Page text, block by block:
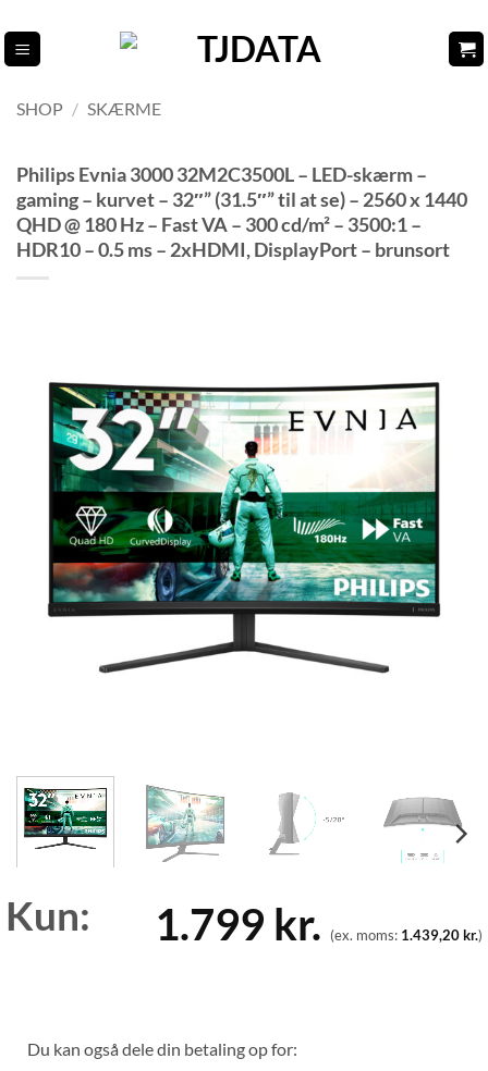
til
indhold
SHOP / SKÆRME
Philips Evnia 3000 32M2C3500L – LED-skærm –
gaming – kurvet – 32″” (31.5″” til at se) – 2560 x 1440
QHD @ 180 Hz – Fast VA – 300 cd/m² – 3500:1 –
HDR10 – 0.5 ms – 2xHDMI, DisplayPort – brunsort
Kun: 1.799 kr. (ex. moms: 1.439,20kr.)
Du kan også dele din betaling op for: